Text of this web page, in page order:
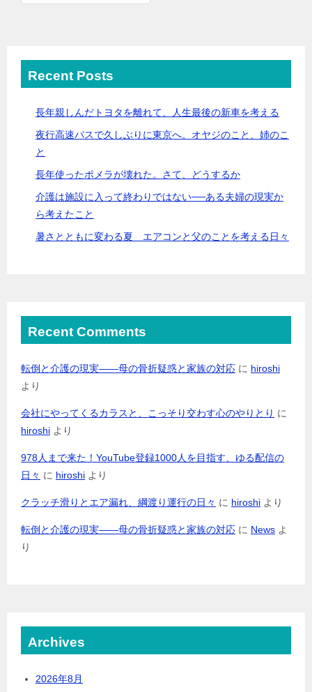
Recent Posts
長年親しんだトヨタを離れて、人生最後の新車を考える
夜行高速バスで久しぶりに東京へ。オヤジのこと、姉のこ
と
長年使ったポメラが壊れた。さて、どうするか
介護は施設に入って終わりではない──ある夫婦の現実か
ら考えたこと
暑さとともに変わる夏 エアコンと父のことを考える日々
Recent Comments
転倒と介護の現実――母の骨折疑惑と家族の対応 に hiroshi
より
会社にやってくるカラスと、こっそり交わす心のやりとり に
hiroshi より
978人まで来た！YouTube登録1000人を目指す、ゆる配信の
日々 に hiroshi より
クラッチ滑りとエア漏れ、綱渡り運行の日々 に hiroshi より
転倒と介護の現実――母の骨折疑惑と家族の対応 に News よ
り
Archives
2026年8月